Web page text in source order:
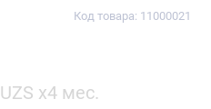
Код товара: 11000021
UZS x4 мес.